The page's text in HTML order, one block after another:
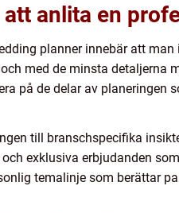
anlita en
planner innebär att
med de minsta detaljerna
på de delar av
till branschspecifika
exklusiva erbjudanden
temalinje som berättar